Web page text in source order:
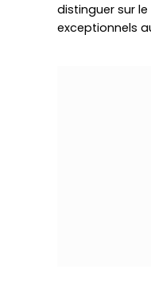
distinguer sur
exceptionnels